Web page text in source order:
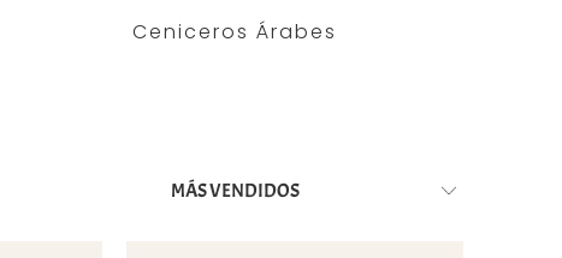
Ceniceros Árabes